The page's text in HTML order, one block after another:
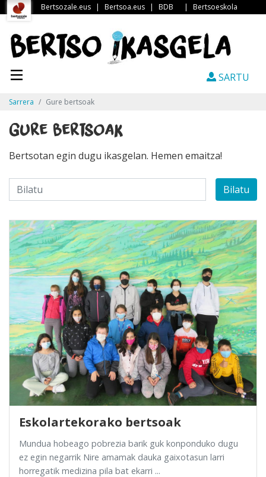
Bertsozale.eus | Bertsoa.eus | BDB | Bertsoeskola
SARTU
Sarrera Gure bertsoak
Gure bertsoak
Bertsotan egin dugu ikasgelan. Hemen emaitza!
Bilatu
Eskolartekorako bertsoak
Mundua hobeago pobrezia barik guk konponduko dugu
ez egin negarrik Nire amamak dauka gaixotasun larri
horregatik medizina pila bat ekarri ...